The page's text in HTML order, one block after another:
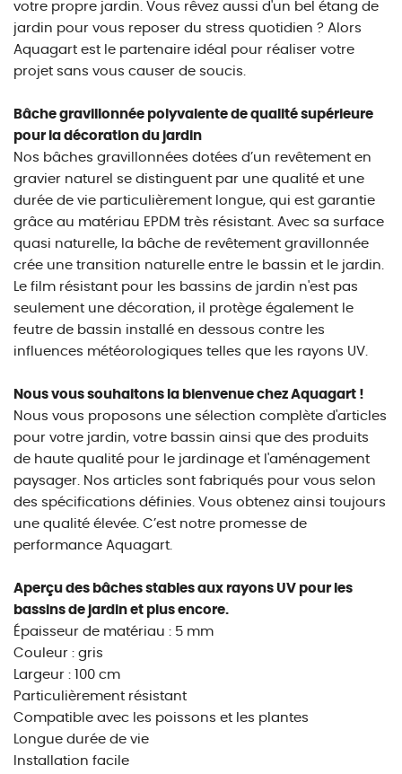
votre propre jardin. Vous rêvez aussi d'un bel étang de
jardin pour vous reposer du stress quotidien ? Alors
Aquagart est le partenaire idéal pour réaliser votre
projet sans vous causer de soucis.
Bâche gravillonnée polyvalente de qualité supérieure
pour la décoration du jardin
Nos bâches gravillonnées dotées d’un revêtement en
gravier naturel se distinguent par une qualité et une
durée de vie particulièrement longue, qui est garantie
grâce au matériau EPDM très résistant. Avec sa surface
quasi naturelle, la bâche de revêtement gravillonnée
crée une transition naturelle entre le bassin et le jardin.
Le film résistant pour les bassins de jardin n'est pas
seulement une décoration, il protège également le
feutre de bassin installé en dessous contre les
influences météorologiques telles que les rayons UV.
Nous vous souhaitons la bienvenue chez Aquagart !
Nous vous proposons une sélection complète d'articles
pour votre jardin, votre bassin ainsi que des produits
de haute qualité pour le jardinage et l'aménagement
paysager. Nos articles sont fabriqués pour vous selon
des spécifications définies. Vous obtenez ainsi toujours
une qualité élevée. C’est notre promesse de
performance Aquagart.
Aperçu des bâches stables aux rayons UV pour les
bassins de jardin et plus encore.
Épaisseur de matériau : 5 mm
Couleur : gris
Largeur : 100 cm
Particulièrement résistant
Compatible avec les poissons et les plantes
Longue durée de vie
Installation facile